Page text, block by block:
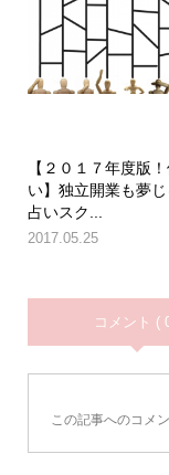
【２０１７年度版
い】独立開業も夢じ
占いスク...
2017.05.25
コメント (
この記事へのコメ